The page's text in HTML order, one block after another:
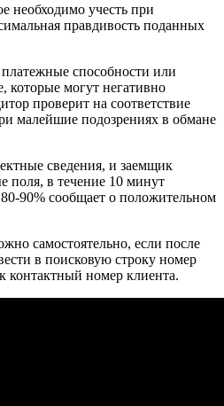
необходимо учесть при
правдивость поданных
способности или
которые могут негативно
проверит на соответствие
малейшие подозрениях в обмане
сведения, и заемщик
поля, в течение 10 минут
90% сообщает о положительном
самостоятельно, если после
в поисковую строку номер
контактный номер клиента.